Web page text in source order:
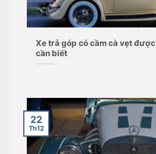
Xe trả góp có cầm cà vẹt
cần biết
22
Th12